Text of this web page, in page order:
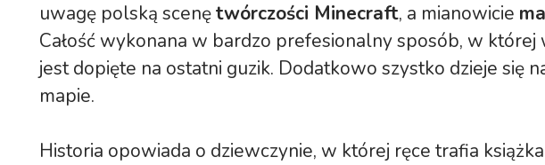
uwagę polską scenętwórczości Minecraft, a mianowicie
Całość wykonana w bardzo prefesionalny sposób, w której
jest dopięte na ostatni guzik. Dodatkowo szystko dzieje się
mapie.
Historia opowiada o dziewczynie, w której ręce trafia